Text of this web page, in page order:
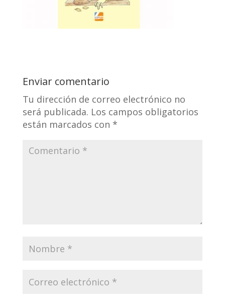
Enviar comentario
Tu dirección de correo electrónico no
será publicada. Los campos obligatorios
están marcados con *